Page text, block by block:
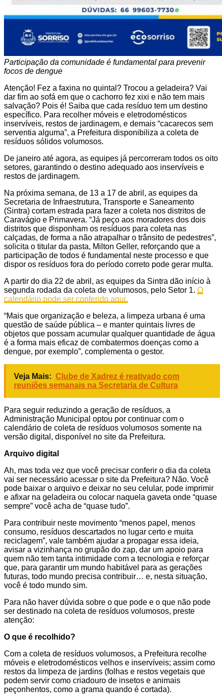
Participação da comunidade é fundamental para prevenir
focos de dengue
Atenção! Fez a faxina no quintal? Trocou a geladeira? Vai
dar fim ao sofá em que o cachorro fez xixi e não tem mais
salvação? Pois é! Saiba que cada resíduo tem um destino
específico. Para recolher móveis e eletrodomésticos
inservíveis, restos de jardinagem, e demais “cacarecos sem
serventia alguma”, a Prefeitura disponibiliza a coleta de
resíduos sólidos volumosos.
De janeiro até agora, as equipes já percorreram todos os oito
setores, garantindo o destino adequado aos inservíveis e
restos de jardinagem.
Na próxima semana, de 13 a 17 de abril, as equipes da
Secretaria de Infraestrutura, Transporte e Saneamento
(Sintra) cortam estrada para fazer a coleta nos distritos de
Caravágio e Primavera. “Já peço aos moradores dos dois
distritos que disponham os resíduos para coleta nas
calçadas, de forma a não atrapalhar o trânsito de pedestres”,
solicita o titular da pasta, Milton Geller, reforçando que a
participação de todos é fundamental neste processo e que
dispor os resíduos fora do período correto pode gerar multa.
A partir do dia 22 de abril, as equipes da Sintra dão início à
segunda rodada da coleta de volumosos, pelo Setor 1. O
calendário pode ser conferido aqui.
“Mais que organização e beleza, a limpeza urbana é uma
questão de saúde pública – e manter quintais livres de
objetos que possam acumular qualquer quantidade de água
é a forma mais eficaz de combatermos doenças como a
dengue, por exemplo”, complementa o gestor.
Veja Mais: Clube de Xadrez é reativado com
reuniões semanais na Secretaria de Cultura
Para seguir reduzindo a geração de resíduos, a
Administração Municipal optou por continuar com o
calendário de coleta de resíduos volumosos somente na
versão digital, disponível no site da Prefeitura.
Arquivo digital
Ah, mas toda vez que você precisar conferir o dia da coleta
vai ser necessário acessar o site da Prefeitura? Não. Você
pode baixar o arquivo e deixar no seu celular, pode imprimir
e afixar na geladeira ou colocar naquela gaveta onde “quase
sempre” você acha de “quase tudo”.
Para contribuir neste movimento “menos papel, menos
consumo, resíduos descartados no lugar certo e muita
reciclagem”, vale também ajudar a propagar essa ideia,
avisar a vizinhança no grupão do zap, dar um apoio para
quem não tem tanta intimidade com a tecnologia e reforçar
que, para garantir um mundo habitável para as gerações
futuras, todo mundo precisa contribuir… e, nesta situação,
você é todo mundo sim.
Para não haver dúvida sobre o que pode e o que não pode
ser destinado na coleta de resíduos volumosos, preste
atenção:
O que é recolhido?
Com a coleta de resíduos volumosos, a Prefeitura recolhe
móveis e eletrodomésticos velhos e inservíveis; assim como
restos da limpeza de jardins (folhas e restos vegetais que
podem servir como criadouro de insetos e animais
peçonhentos, como a grama quando é cortada).